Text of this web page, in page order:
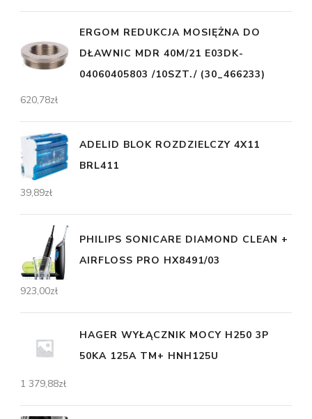
ERGOM REDUKCJA MOSIĘŻNA DO
DŁAWNIC MDR 40M/21 E03DK-
04060405803 /10SZT./ (30_466233)
620,78zł
ADELID BLOK ROZDZIELCZY 4X11
BRL411
39,89zł
PHILIPS SONICARE DIAMOND CLEAN +
AIRFLOSS PRO HX8491/03
923,00zł
HAGER WYŁĄCZNIK MOCY H250 3P
50KA 125A TM+ HNH125U
1 379,88zł